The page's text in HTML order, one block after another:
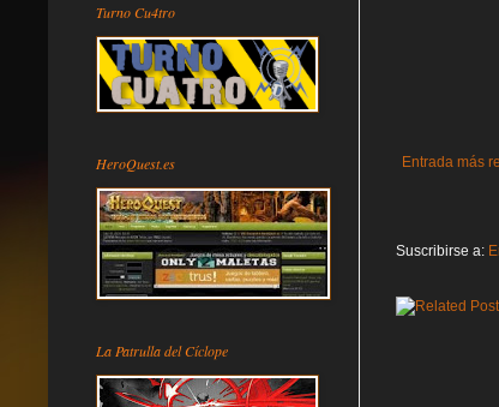
Entrada más
Suscribirse a:
Turno Cu4tro
HeroQuest.es
La Patrulla del Cíclope